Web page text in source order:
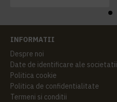
INFORMATII
Despre noi
Date de identificare ale societatii
Politica cookie
Politica de confidentialitate
Termeni si conditii